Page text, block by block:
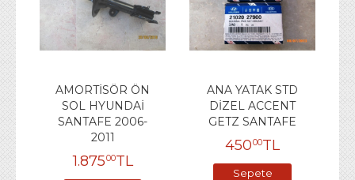
AMORTİSÖR ÖN
SOL HYUNDAİ
SANTAFE 2006-
2011
1.87500TL
ANA YATAK STD
DİZEL ACCENT
GETZ SANTAFE
45000TL
Sepete